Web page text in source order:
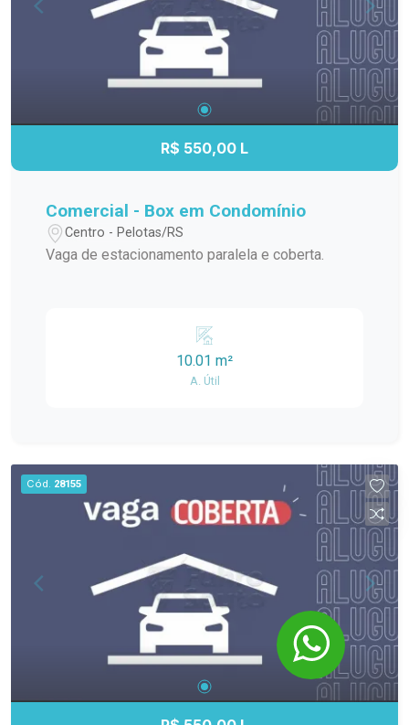
R$ 550,00 L
Comercial - Box em Condomínio
Centro - Pelotas/RS
Vaga de estacionamento paralela e coberta.
10.01 m²
A. Útil
Cód. 28155